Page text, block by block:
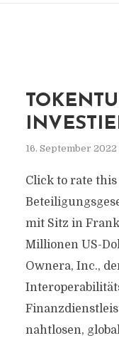
16. September 2022
Click to rate this
mit Sitz in
Millionen US-
Ownera, Inc.,
nahtlosen,